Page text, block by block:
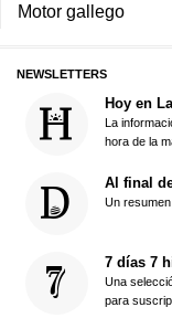
Motor gallego
NEWSLETTERS
Hoy en
La
hora de la
Al final
Un
7 días 7
Una
para